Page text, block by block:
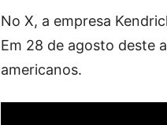
No X, a empresa
Em 28 de agosto deste
americanos.